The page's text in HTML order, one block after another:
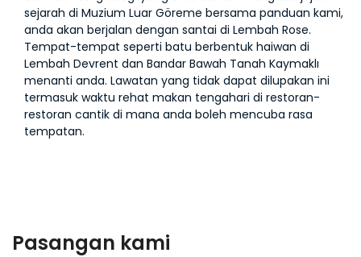
sejarah di Muzium Luar Göreme bersama panduan kami,
anda akan berjalan dengan santai di Lembah Rose.
Tempat-tempat seperti batu berbentuk haiwan di
Lembah Devrent dan Bandar Bawah Tanah Kaymaklı
menanti anda. Lawatan yang tidak dapat dilupakan ini
termasuk waktu rehat makan tengahari di restoran-
restoran cantik di mana anda boleh mencuba rasa
tempatan.
Pasangan kami